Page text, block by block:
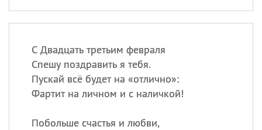
С Двадцать третьим февраля
Спешу поздравить я тебя.
Пускай всё будет на «отлично»:
Фартит на личном и с наличкой!
Побольше счастья и любви,